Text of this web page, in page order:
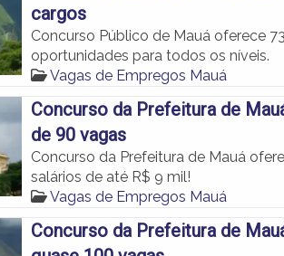
cargos
Concurso Público de Mauá oferece
oportunidades para todos os níveis.
Vagas de Empregos Mauá
Concurso da Prefeitura de
de 90 vagas
Concurso da Prefeitura de Mauá
salários de até R$ 9 mil!
Vagas de Empregos Mauá
Concurso da Prefeitura de